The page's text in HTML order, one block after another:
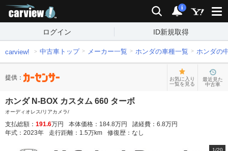
検索 通知
i
ログイン ID新規取得
carview! 中古車トップ メーカー一覧 ホンダの車種一覧 ホンダの
提供：
お気に入り
一覧を見る
最近見た
中古車
ホンダ N-BOX カスタム 660 ターボ
オーディオレス/リアカメラ/
支払総額： 191.6万円 本体価格： 184.8万円 諸経費： 6.8万円
年式： 2023年 走行距離： 1.5万km 修復歴： なし
1/20